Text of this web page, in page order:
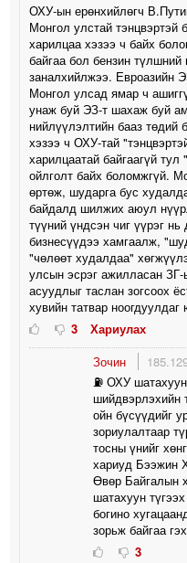
ОХУ-ын ерөнхийлөгч
Монгол улстай
харилцаа хэзээ ч байх
байгаа бол бензин түлшний
заналхийлжээ. Евроазийн
Монгол улсад ямар ч
унаж буй ЭЗ-т шахаж буй
нийлүүлэлтийн бааз төдий
хэзээ ч ОХУ-тай
харилцаатай байгаагүй
ойлголт байх боломжгүй.
өртөж, шударга бус
байдалд шилжих аюул
түүний үндсэн чиг үүрэг
бизнесүүдээ хамгаалж,
"чөлөөт худалдаа"
улсын эсрэг ажилласан
асуудлыг таслан зогсоох
хувийн татвар ноогдуулдаг
3
Хариулах
Зочин
⛽️ ОХУ
шийдвэрлэхийн
ойн бүсүүдийг
зориулалтаар
тосны үнийг
хариуд Бээжин
Өвөр Байгалын
шатахуун
богино
зорьж байгаа
3